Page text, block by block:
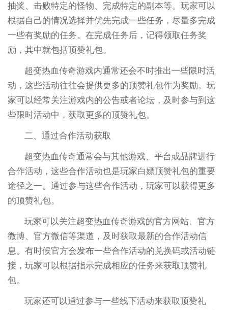
抽奖、击败特定的怪物、完成特定的副本等。玩家可以
根据自己的情况选择并优先完成一些任务，尽量多完成
一些有奖励的任务。在完成任务后，记得领取任务奖
励，其中就包括顶赞礼包。
超变热血传奇游戏内通常还会不时推出一些限时活
动，这些活动往往会提供更多的顶赞礼包作为奖励。玩
家可以经常关注游戏内的公告或者论坛，及时参与到这
些限时活动中，获取更多的顶赞礼包。
二、通过合作活动获取
超变热血传奇通常会与其他游戏、平台或品牌进行
合作活动，这些合作活动也是玩家白嫖顶赞礼包的重要
途径之一。通过参与这些合作活动，玩家可以获得更多
的顶赞礼包。
玩家可以关注超变热血传奇游戏的官方网站、官方
微博、官方微信等渠道，及时获取最新的合作活动信
息。有时候官方会发布一些合作活动的兑换码或活动链
接，玩家可以根据指示完成相应的任务来获取顶赞礼
包。
玩家还可以通过参与一些线下活动来获取顶赞礼